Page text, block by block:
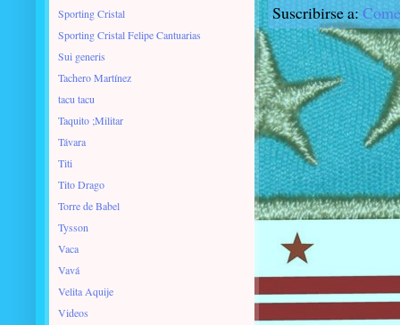
Suscribirse a:
Sporting Cristal
Sporting Cristal Felipe Cantuarias
Sui generis
Tachero Martínez
tacu tacu
Taquito ;Militar
Távara
Titi
Tito Drago
Torre de Babel
Tysson
Vaca
Vavá
Velita Aquije
Videos